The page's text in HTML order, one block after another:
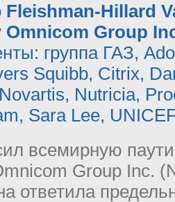
Fleishman-Hillard
Omnicom Group
группа ГАЗ,
Squibb, Citrix,
Nutricia,
Sara Lee,
всемирную
Group Inc.
ответила